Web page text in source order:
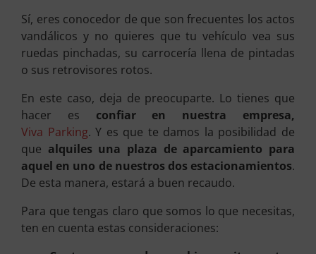
Sí, eres conocedor de que son frecuentes los actos
vandálicos y no quieres que tu vehículo vea sus
ruedas pinchadas, su carrocería llena de pintadas
o sus retrovisores rotos.
En este caso, deja de preocuparte. Lo tienes que
hacer es confiar en nuestra empresa,
Viva Parking. Y es que te damos la posibilidad de
que alquiles una plaza de aparcamiento para
aquel en uno de nuestros dos estacionamientos.
De esta manera, estará a buen recaudo.
Para que tengas claro que somos lo que necesitas,
ten en cuenta estas consideraciones: